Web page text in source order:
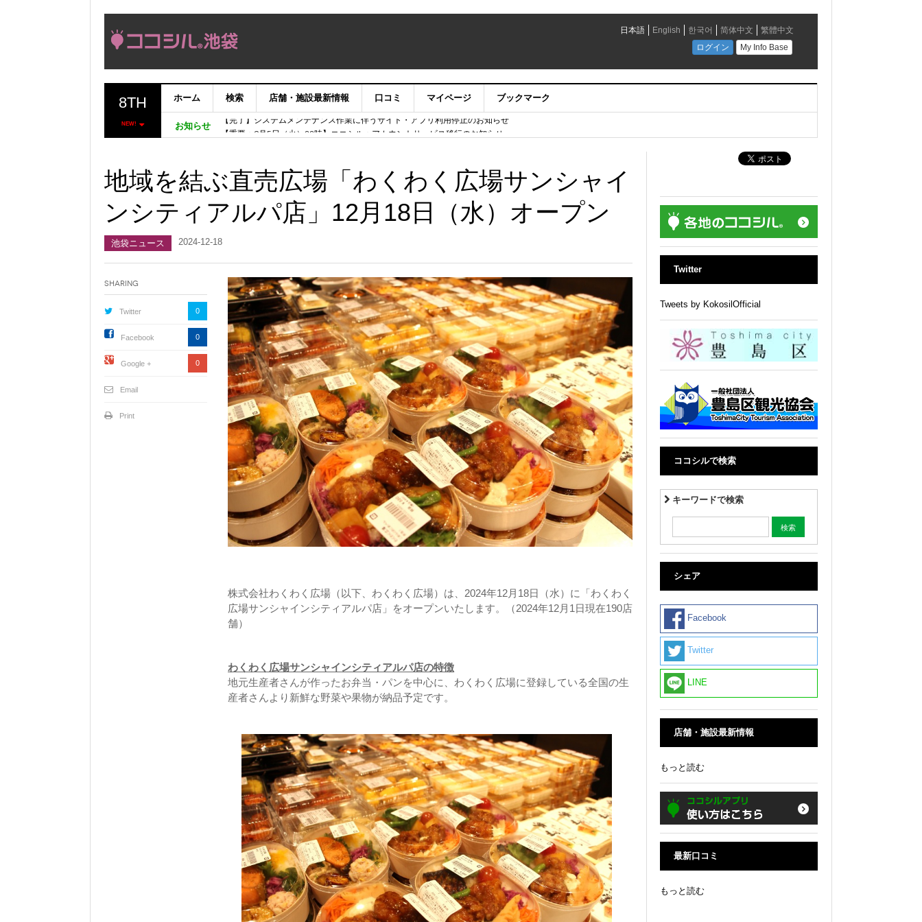
8TH
NEW!
ホーム 検索 店舗・施設最新情報 口コミ マイページ ブックマーク
お知らせ
【完了】システムメンテナンス作業に伴うサイト・アプリ利用停止のお知らせ
【重要：9月5日（火）22時】ココシル：アカウントサービス移行のお知らせ
「いま、困っている店舗の皆様を応援させていただきたい！」
地域を結ぶ直売広場「わくわく広場サンシャイ
ンシティアルパ店」12月18日（水）オープン
池袋ニュース 2024-12-18
株式会社わくわく広場（以下、わくわく広場）は、2024年12月18日（水）に「わくわく
広場サンシャインシティアルパ店」をオープンいたします。（2024年12月1日現在190店
舗）
わくわく広場サンシャインシティアルパ店の特徴
地元生産者さんが作ったお弁当・パンを中心に、わくわく広場に登録している全国の生
産者さんより新鮮な野菜や果物が納品予定です。
Sharing
Twitter 0
Facebook 0
Google + 0
Email
Print
Twitter
Tweets by KokosilOfficial
ココシルで検索
キーワードで検索
シェア
Facebook
Twitter
LINE
店舗・施設最新情報
もっと読む
最新口コミ
もっと読む